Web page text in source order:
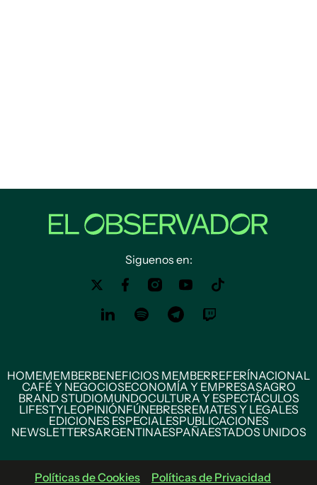
Siguenos en:
HOMEMEMBERBENEFICIOS MEMBERREFERÍNACIONAL
CAFÉ Y NEGOCIOSECONOMÍA Y EMPRESASAGRO
BRAND STUDIOMUNDOCULTURA Y ESPECTÁCULOS
LIFESTYLEOPINIÓNFÚNEBRESREMATES Y LEGALES
EDICIONES ESPECIALESPUBLICACIONES
NEWSLETTERSARGENTINAESPAÑAESTADOS UNIDOS
Políticas de Cookies Políticas de Privacidad